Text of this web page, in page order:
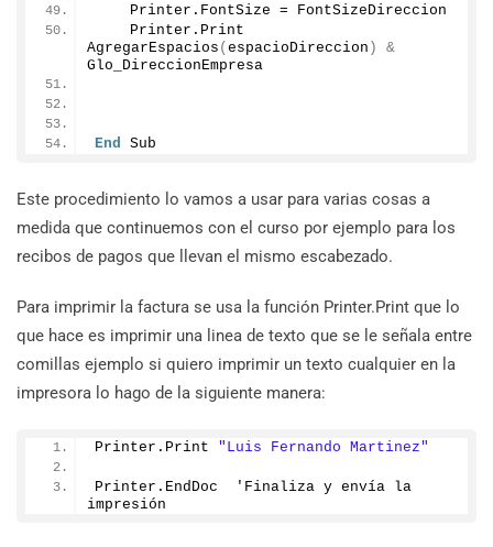
    Printer.
FontSize = FontSizeDireccion
    Printer.
Print
AgregarEspacios (espacioDireccion )
&
Glo_DireccionEmpresa
End Sub
Este procedimiento lo vamos a usar para varias cosas a
medida que continuemos con el curso por ejemplo para los
recibos de pagos que llevan el mismo escabezado.
Para imprimir la factura se usa la función Printer.Print que lo
que hace es imprimir una linea de texto que se le señala entre
comillas ejemplo si quiero imprimir un texto cualquier en la
impresora lo hago de la siguiente manera:
Printer. Print "Luis Fernando Martinez"
Printer. EndDoc
  'Finaliza y envía la
impresión